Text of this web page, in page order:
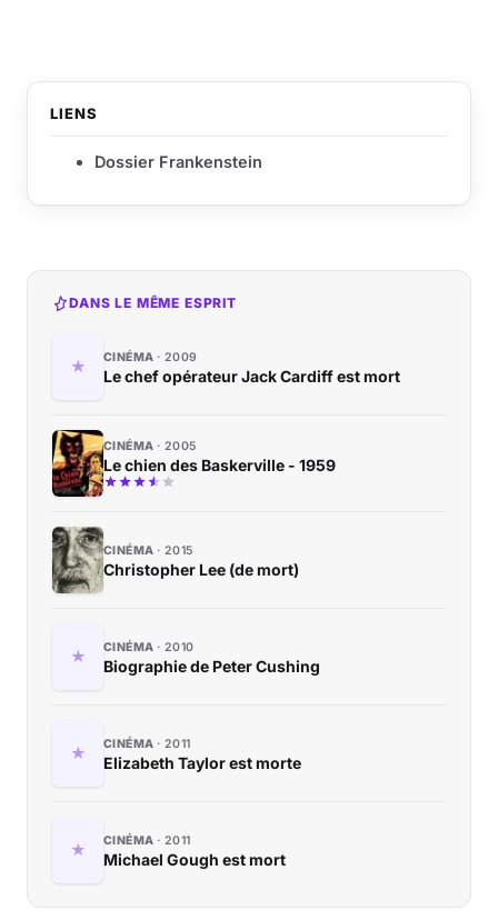
LIENS
Dossier Frankenstein
DANS LE MÊME ESPRIT
CINÉMA 2009
Le chef opérateur Jack Cardiff est mort
CINÉMA 2005
Le chien des Baskerville - 1959
CINÉMA 2015
Christopher Lee (de mort)
CINÉMA 2010
Biographie de Peter Cushing
CINÉMA 2011
Elizabeth Taylor est morte
CINÉMA 2011
Michael Gough est mort